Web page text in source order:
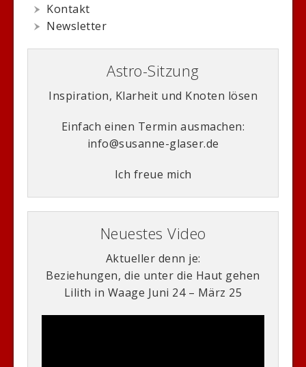
Kontakt
Newsletter
Astro-Sitzung
Inspiration, Klarheit und Knoten lösen
Einfach einen Termin ausmachen:
info@susanne-glaser.de
Ich freue mich
Neuestes Video
Aktueller denn je:
Beziehungen, die unter die Haut gehen
Lilith in Waage Juni 24 – März 25